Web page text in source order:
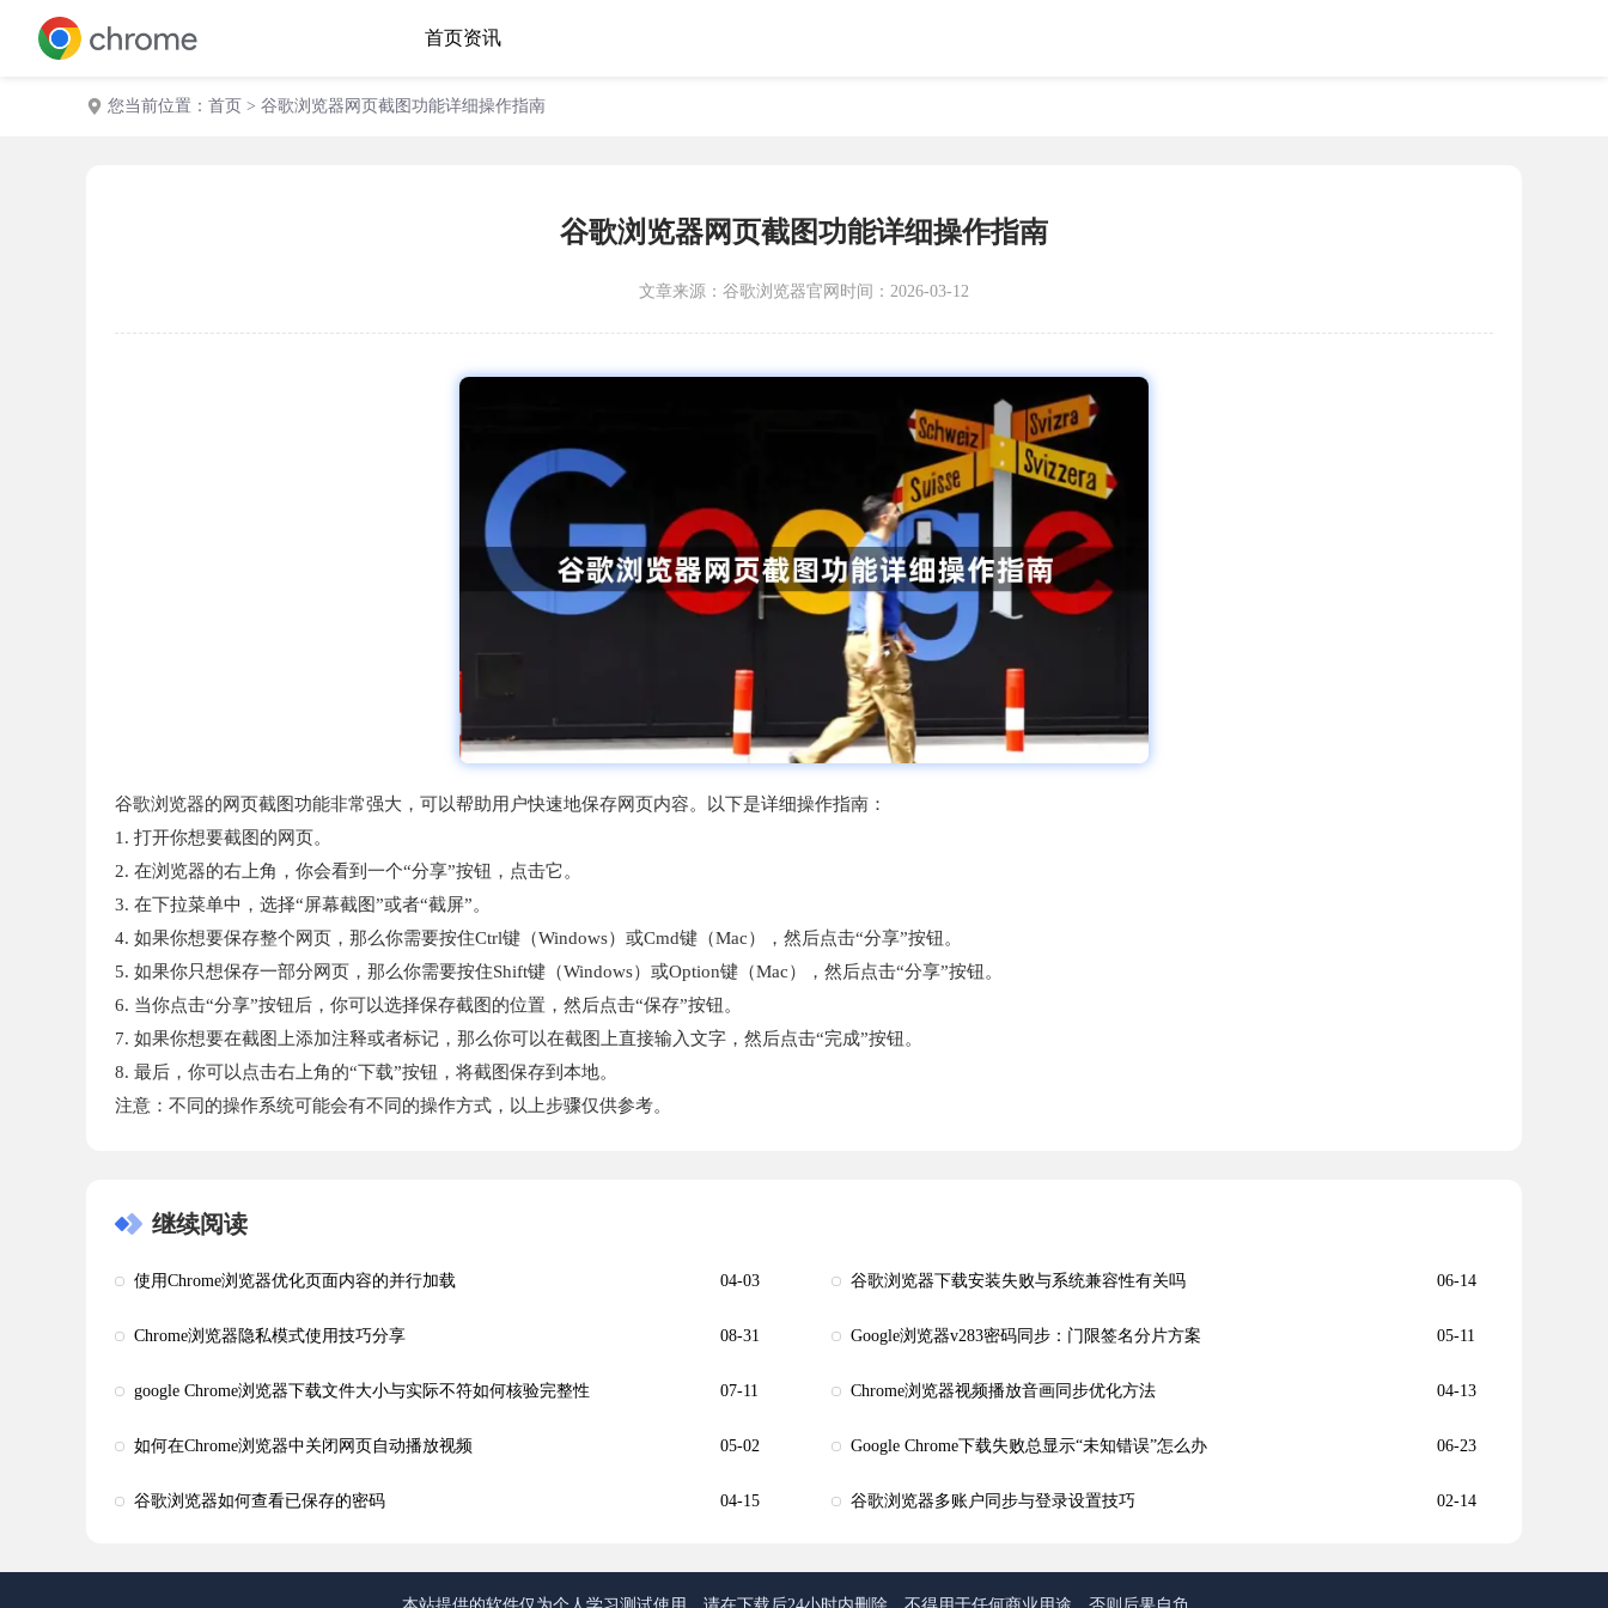
首页资讯
您当前位置： 首页 > 谷歌浏览器网页截图功能详细操作指南
谷歌浏览器网页截图功能详细操作指南
文章来源： 谷歌浏览器官网 时间：2026-03-12
谷歌浏览器的网页截图功能非常强大，可以帮助用户快速地保存网页内容。以下是详细操作指南：
1. 打开你想要截图的网页。
2. 在浏览器的右上角，你会看到一个“分享”按钮，点击它。
3. 在下拉菜单中，选择“屏幕截图”或者“截屏”。
4. 如果你想要保存整个网页，那么你需要按住Ctrl键（Windows）或Cmd键（Mac），然后点击“分享”按钮。
5. 如果你只想保存一部分网页，那么你需要按住Shift键（Windows）或Option键（Mac），然后点击“分享”按钮。
6. 当你点击“分享”按钮后，你可以选择保存截图的位置，然后点击“保存”按钮。
7. 如果你想要在截图上添加注释或者标记，那么你可以在截图上直接输入文字，然后点击“完成”按钮。
8. 最后，你可以点击右上角的“下载”按钮，将截图保存到本地。
注意：不同的操作系统可能会有不同的操作方式，以上步骤仅供参考。
继续阅读
使用Chrome浏览器优化页面内容的并行加载 04-03 谷歌浏览器下载安装失败与系统兼容性有关吗 06-14
Chrome浏览器隐私模式使用技巧分享 08-31 Google浏览器v283密码同步：门限签名分片方案 05-11
google Chrome浏览器下载文件大小与实际不符如何核验完整性 07-11 Chrome浏览器视频播放音画同步优化方法 04-13
如何在Chrome浏览器中关闭网页自动播放视频 05-02 Google Chrome下载失败总显示“未知错误”怎么办 06-23
谷歌浏览器如何查看已保存的密码 04-15 谷歌浏览器多账户同步与登录设置技巧 02-14